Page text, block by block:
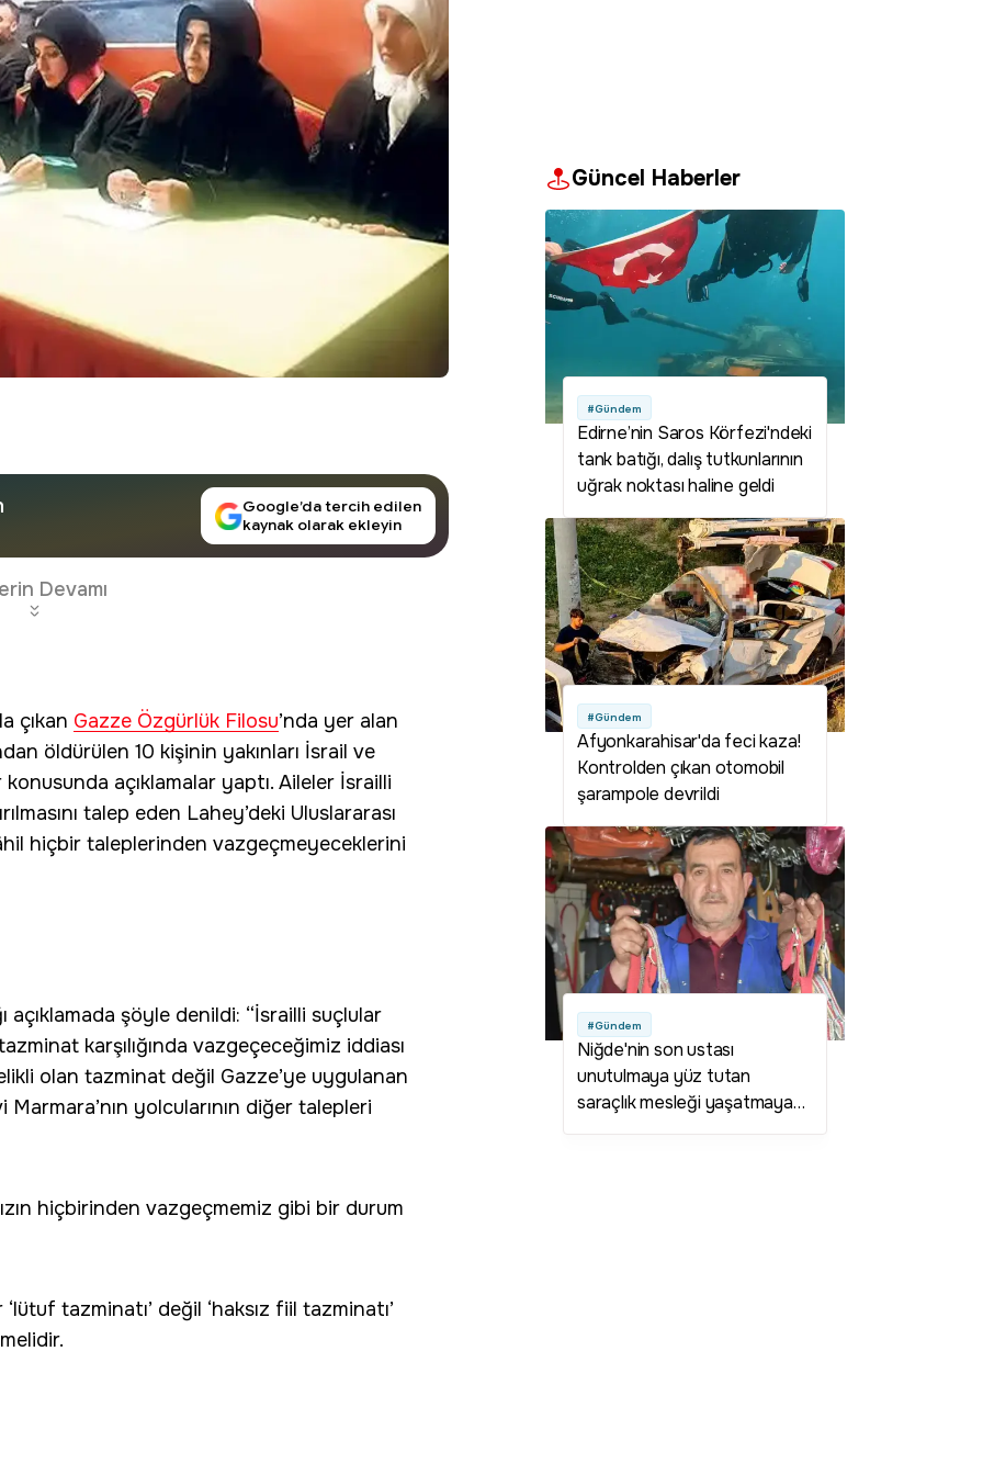
Google’da tercih edilen
kaynak olarak ekleyin
Devamı
çıkan Gazze Özgürlük Filosu’nda yer alan
öldürülen 10 kişinin yakınları İsrail ve
açıklamalar yaptı. Aileler İsrailli
talep eden Lahey’deki Uluslararası
hiçbir taleplerinden vazgeçmeyeceklerini
açıklamada şöyle denildi: “İsrailli suçlular
karşılığında vazgeçeceğimiz iddiası
olan tazminat değil Gazze’ye uygulanan
Marmara’nın yolcularının diğer talepleri
hiçbirinden vazgeçmemiz gibi bir durum
tazminatı’ değil ‘haksız fiil tazminatı’
Güncel Haberler
#Gündem
Edirne’nin Saros Körfezi'ndeki
tank batığı, dalış tutkunlarının
uğrak noktası haline geldi
#Gündem
Afyonkarahisar'da feci kaza!
Kontrolden çıkan otomobil
şarampole devrildi
#Gündem
Niğde'nin son ustası
unutulmaya yüz tutan
saraçlık mesleği yaşatmaya